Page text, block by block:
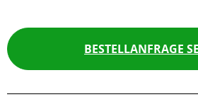
BESTELLANFRAGE